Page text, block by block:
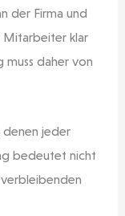
der Firma und
klar
daher von
denen jeder
bedeutet nicht